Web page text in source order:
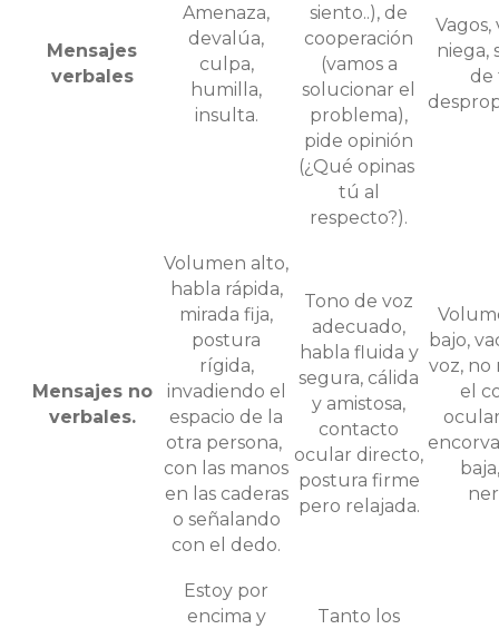
Mensajes
verbales
Amenaza,
devalúa,
culpa,
humilla,
insulta.
siento..), de
cooperación
(vamos a
solucionar el
problema),
pide opinión
(¿Qué opinas
tú al
respecto?).
Vagos,
niega,
de
Mensajes no
verbales.
Volumen alto,
habla rápida,
mirada fija,
postura
rígida,
invadiendo el
espacio de la
otra persona,
con las manos
en las caderas
o señalando
con el dedo.
Tono de voz
adecuado,
habla fluida y
segura, cálida
y amistosa,
contacto
ocular directo,
postura firme
pero relajada.
bajo,
voz, no
el
Estoy por
encima y
Tanto los